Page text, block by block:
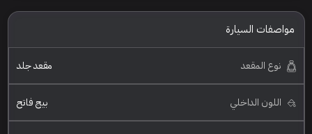
مواصفات السيارة
نوع المقعد مقعد جلد
اللون الداخلي بيج فاتح